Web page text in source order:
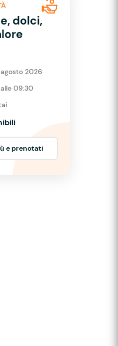
dolci,
2026
09:30
e prenotati